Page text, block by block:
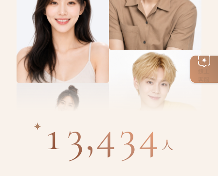
客服
13,434 人